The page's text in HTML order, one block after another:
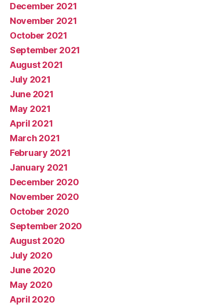
December 2021
November 2021
October 2021
September 2021
August 2021
July 2021
June 2021
May 2021
April 2021
March 2021
February 2021
January 2021
December 2020
November 2020
October 2020
September 2020
August 2020
July 2020
June 2020
May 2020
April 2020